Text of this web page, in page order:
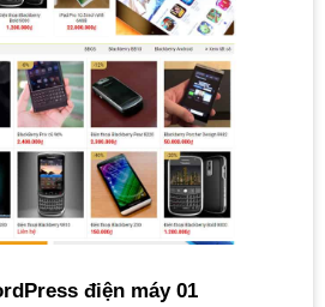
điện máy 01